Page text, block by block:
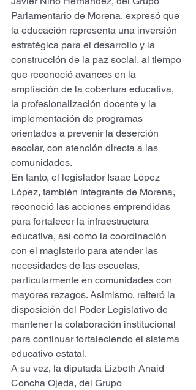
Parlamentario de Morena, expresó que
la educación representa una inversión
estratégica para el desarrollo y la
construcción de la paz social, al tiempo
que reconoció avances en la
ampliación de la cobertura educativa,
la profesionalización docente y la
implementación de programas
orientados a prevenir la deserción
escolar, con atención directa a las
comunidades.
En tanto, el legislador Isaac López
López, también integrante de Morena,
reconoció las acciones emprendidas
para fortalecer la infraestructura
educativa, así como la coordinación
con el magisterio para atender las
necesidades de las escuelas,
particularmente en comunidades con
mayores rezagos. Asimismo, reiteró la
disposición del Poder Legislativo de
mantener la colaboración institucional
para continuar fortaleciendo el sistema
educativo estatal.
A su vez, la diputada Lizbeth Anaid
Concha Ojeda, del Grupo